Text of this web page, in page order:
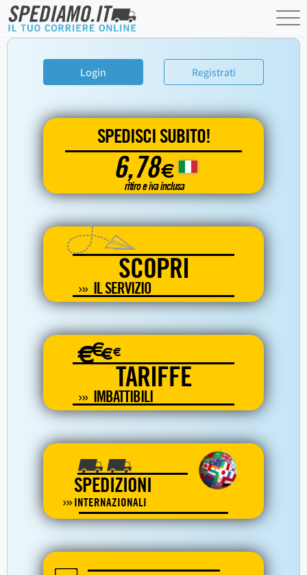
Login Registrati
SPEDISCI SUBITO!
6,78€
ritiro e iva inclusa
SCOPRI
IL SERVIZIO
€€€€
TARIFFE
IMBATTIBILI
SPEDIZIONI
INTERNAZIONALI